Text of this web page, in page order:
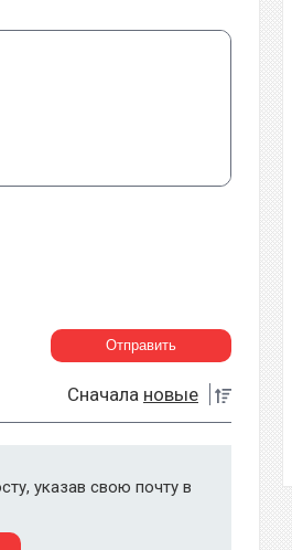
Сначала новые
указав свою почту в